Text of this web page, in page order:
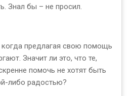
Знал бы – не просил.
предлагая свою помощь
Значит ли это, что те,
помочь не хотят быть
либо радостью?